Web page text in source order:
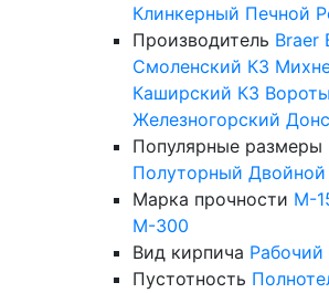
Клинкерный Печной
Производитель Braer
Смоленский КЗ
Каширский КЗ
Железногорский
Популярные размеры
Полуторный Двойной
Марка прочности М-
М-300
Вид кирпича Рабочий
Пустотность